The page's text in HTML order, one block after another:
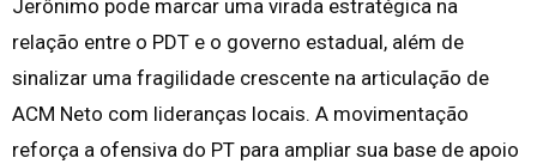
Jerônimo pode marcar uma virada estratégica na
relação entre o PDT e o governo estadual, além de
sinalizar uma fragilidade crescente na articulação de
ACM Neto com lideranças locais. A movimentação
reforça a ofensiva do PT para ampliar sua base de apoio